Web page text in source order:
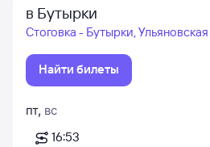
в Бутырки
Стоговка - Бутырки,
Найти билеты
пт, вс
16:53